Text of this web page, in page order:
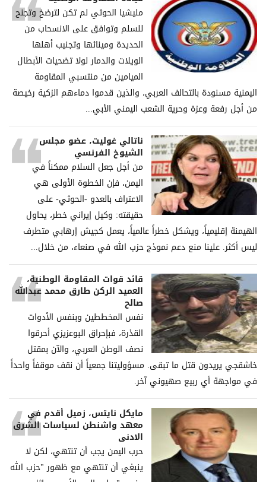
مليشيا الحوثي لم تكن لترضخ وتجنح
للسلم وتوافق على الانسحاب من
الحديدة ومينائها وتجنيب أهلها
الويلات والدمار لولا تضحيات الأبطال
الميامين من منتسبي المقاومة
اليمنية مسنودة بالتحالف العربي، والذين قدموا دماءهم الزكية رخيصة
من أجل رفعة وعزة وحرية الشعب اليمني الأبي...
ناتالي غوليت، عضو مجلس
الشيوخ الفرنسي
من أجل جعل السلام ممكناً في
اليمن، فإن الخطوة الأولى هي
الاعتراف بالعدو -الحوثي- على
حقيقته: وكيل إيراني خطر، يحاول
الهيمنة إقليمياً، ويشكل خطراً عالمياً، يعمل كجيش إرهابي متطرف
ليس أكثر. علينا منع دعم نموذج حزب الله في صنعاء، من خلال...
قائد قوات المقاومة الوطنية،
العميد الركن طارق محمد عبدالله
صالح
نفس المخططين وبنفس الأدوات
القذرة، فبإحراق البوعزيزي أحرقوا
نصف الوطن العربي، والآن بمقتل
خاشقجي يريدون قتل ما تبقى. مسؤوليتنا جمعياً أن نقف موقفاً واحداً
في مواجهة أي ربيع صهيوني آخر.
مايكل نايتس، زميل أقدم في
معهد واشنطن لسياسات الشرق
الادنى
حرب اليمن يجب أن تنتهي، لكن لا
ينبغي أن تنتهي مع ظهور "حزب الله